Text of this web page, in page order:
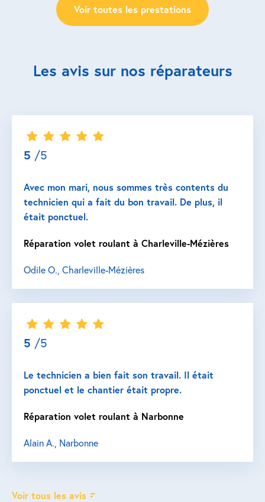
Voir toutes les prestations
Les avis sur nos réparateurs
5 /5
Avec mon mari, nous sommes très contents du
technicien qui a fait du bon travail. De plus, il
était ponctuel.
Réparation volet roulant à Charleville-Mézières
Odile O., Charleville-Mézières
5 /5
Le technicien a bien fait son travail. Il était
ponctuel et le chantier était propre.
Réparation volet roulant à Narbonne
Alain A., Narbonne
Voir tous les avis